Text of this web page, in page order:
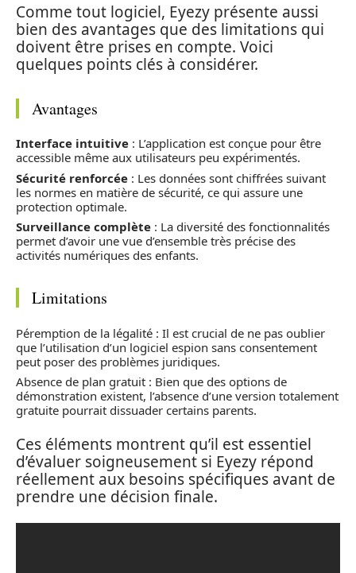
Comme tout logiciel, Eyezy présente aussi
bien des avantages que des limitations qui
doivent être prises en compte. Voici
quelques points clés à considérer.
Avantages
Interface intuitive : L’application est conçue pour être
accessible même aux utilisateurs peu expérimentés.
Sécurité renforcée : Les données sont chiffrées suivant
les normes en matière de sécurité, ce qui assure une
protection optimale.
Surveillance complète : La diversité des fonctionnalités
permet d’avoir une vue d’ensemble très précise des
activités numériques des enfants.
Limitations
Péremption de la légalité : Il est crucial de ne pas oublier
que l’utilisation d’un logiciel espion sans consentement
peut poser des problèmes juridiques.
Absence de plan gratuit : Bien que des options de
démonstration existent, l’absence d’une version totalement
gratuite pourrait dissuader certains parents.
Ces éléments montrent qu’il est essentiel
d’évaluer soigneusement si Eyezy répond
réellement aux besoins spécifiques avant de
prendre une décision finale.